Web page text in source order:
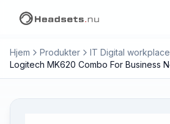
Hjem Produkter IT Digital workplace